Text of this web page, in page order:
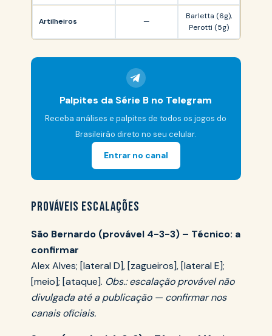
Artilheiros —
Barletta (6g),
Perotti (5g)
Palpites da Série B no Telegram
Receba análises e palpites de todos os jogos do
Brasileirão direto no seu celular.
Entrar no canal
PROVÁVEIS ESCALAÇÕES
São Bernardo (provável 4-3-3) – Técnico: a
confirmar
Alex Alves; [lateral D], [zagueiros], [lateral E];
[meio]; [ataque]. Obs.: escalação provável não
divulgada até a publicação — confirmar nos
canais oficiais.